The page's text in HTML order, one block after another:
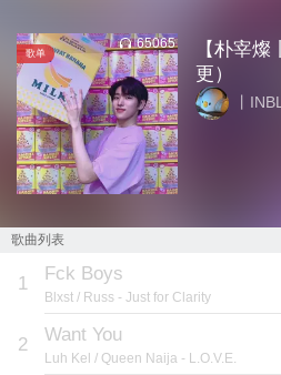
歌单
65065
【朴宰
更）
丨
歌曲列表
1 Fck Boys
Blxst / Russ - Just for Clarity
2 Want You
Luh Kel / Queen Naija - L.O.V.E.